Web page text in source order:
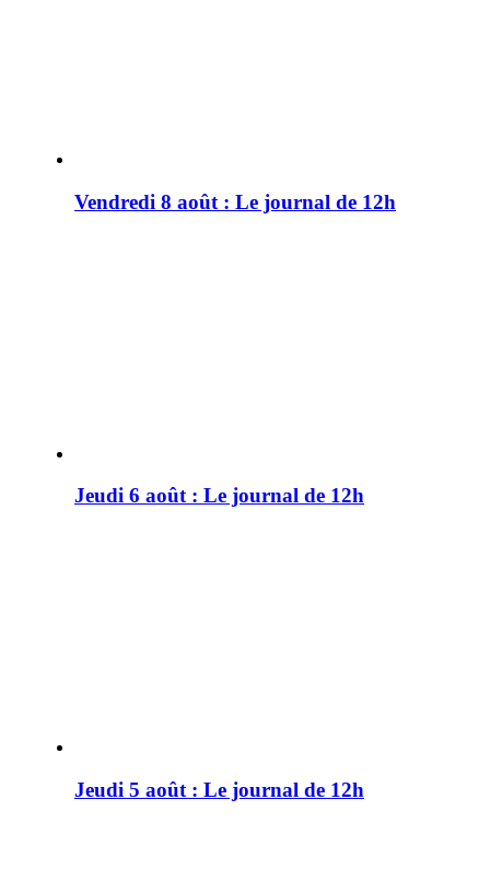
Vendredi 8 août : Le journal de 12h
Jeudi 6 août : Le journal de 12h
Jeudi 5 août : Le journal de 12h